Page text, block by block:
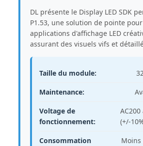
DL présente le Display LED SDK
P1.53, une solution de pointe
applications d'affichage LED
assurant des visuels vifs et
Taille du module:
Maintenance:
Voltage de
fonctionnement:
AC200
(+/-
Consommation
Moins